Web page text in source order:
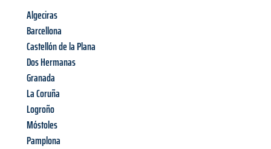
Algeciras
Barcellona
Castellón de la Plana
Dos Hermanas
Granada
La Coruña
Logroño
Móstoles
Pamplona